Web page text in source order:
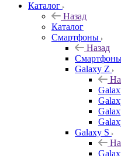
Каталог
Назад
Каталог
Смартфоны
Назад
Galaxy Z
Galaxy S